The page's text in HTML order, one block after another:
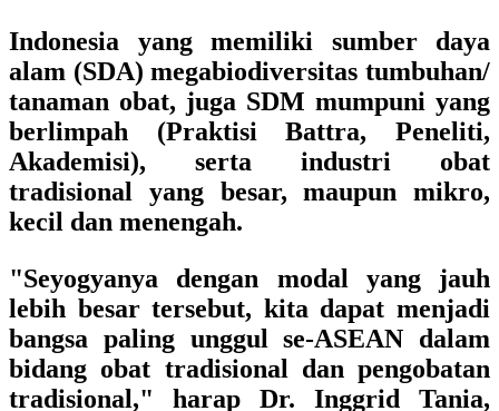
Indonesia yang memiliki sumber daya
alam (SDA) megabiodiversitas tumbuhan/
tanaman obat, juga SDM mumpuni yang
berlimpah (Praktisi Battra, Peneliti,
Akademisi), serta industri obat
tradisional yang besar, maupun mikro,
kecil dan menengah.
"Seyogyanya dengan modal yang jauh
lebih besar tersebut, kita dapat menjadi
bangsa paling unggul se-ASEAN dalam
bidang obat tradisional dan pengobatan
tradisional," harap Dr. Inggrid Tania,